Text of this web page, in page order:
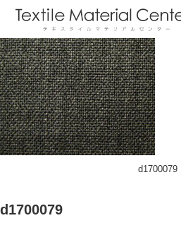
d1700079
d1700079